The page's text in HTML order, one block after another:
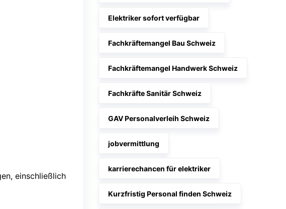
einschließlich
Elektriker sofort verfügbar
Fachkräftemangel Bau Schweiz
Fachkräftemangel Handwerk Schweiz
Fachkräfte Sanitär Schweiz
GAV Personalverleih Schweiz
jobvermittlung
karrierechancen für elektriker
Kurzfristig Personal finden Schweiz